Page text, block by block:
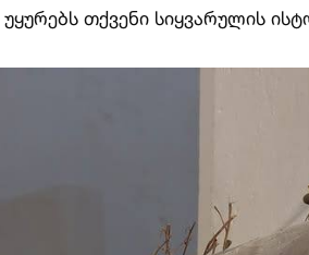
თქვენი სიყვარულის